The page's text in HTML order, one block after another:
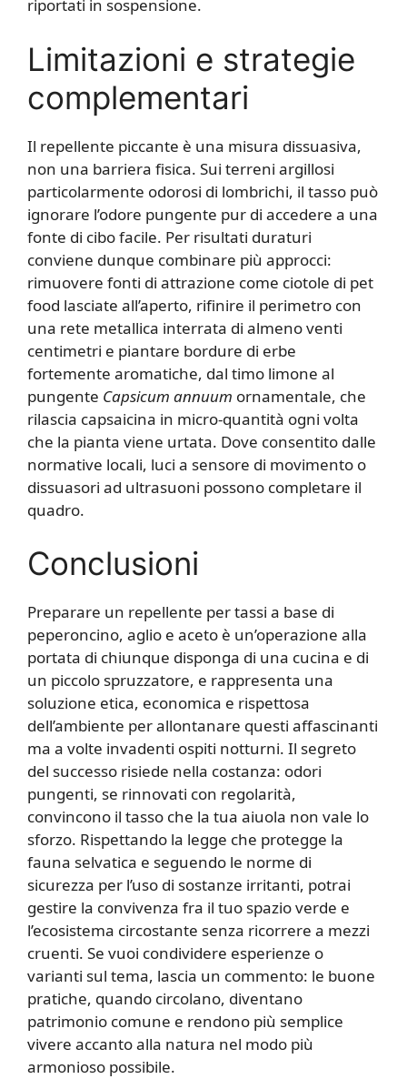
riportati in sospensione.
Limitazioni e strategie
complementari
Il repellente piccante è una misura dissuasiva,
non una barriera fisica. Sui terreni argillosi
particolarmente odorosi di lombrichi, il tasso può
ignorare l’odore pungente pur di accedere a una
fonte di cibo facile. Per risultati duraturi
conviene dunque combinare più approcci:
rimuovere fonti di attrazione come ciotole di pet
food lasciate all’aperto, rifinire il perimetro con
una rete metallica interrata di almeno venti
centimetri e piantare bordure di erbe
fortemente aromatiche, dal timo limone al
pungente Capsicum annuum ornamentale, che
rilascia capsaicina in micro-quantità ogni volta
che la pianta viene urtata. Dove consentito dalle
normative locali, luci a sensore di movimento o
dissuasori ad ultrasuoni possono completare il
quadro.
Conclusioni
Preparare un repellente per tassi a base di
peperoncino, aglio e aceto è un’operazione alla
portata di chiunque disponga di una cucina e di
un piccolo spruzzatore, e rappresenta una
soluzione etica, economica e rispettosa
dell’ambiente per allontanare questi affascinanti
ma a volte invadenti ospiti notturni. Il segreto
del successo risiede nella costanza: odori
pungenti, se rinnovati con regolarità,
convincono il tasso che la tua aiuola non vale lo
sforzo. Rispettando la legge che protegge la
fauna selvatica e seguendo le norme di
sicurezza per l’uso di sostanze irritanti, potrai
gestire la convivenza fra il tuo spazio verde e
l’ecosistema circostante senza ricorrere a mezzi
cruenti. Se vuoi condividere esperienze o
varianti sul tema, lascia un commento: le buone
pratiche, quando circolano, diventano
patrimonio comune e rendono più semplice
vivere accanto alla natura nel modo più
armonioso possibile.